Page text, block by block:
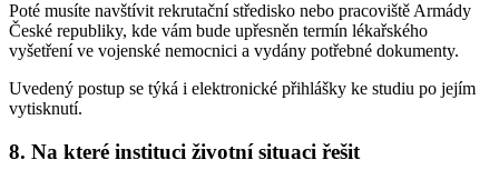
Poté musíte navštívit rekrutační středisko nebo pracoviště Armády
České republiky, kde vám bude upřesněn termín lékařského
vyšetření ve vojenské nemocnici a vydány potřebné dokumenty.
Uvedený postup se týká i elektronické přihlášky ke studiu po jejím
vytisknutí.
8. Na které instituci životní situaci řešit